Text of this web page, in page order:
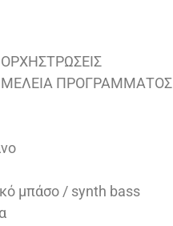
ΠΡΟΓΡΑΜΜΑΤΟΣ
μπάσο / synth bass